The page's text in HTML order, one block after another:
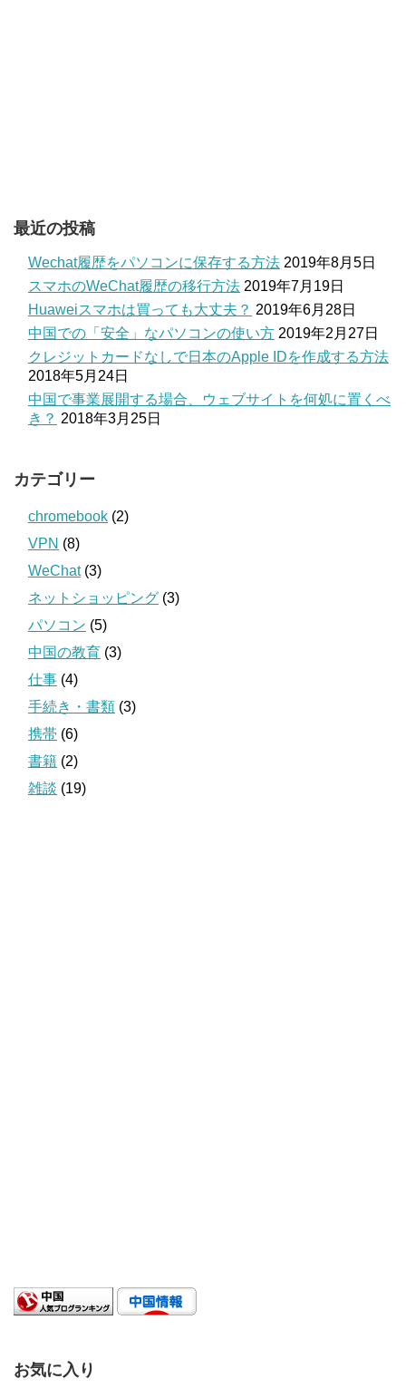
最近の投稿
Wechat履歴をパソコンに保存する方法 2019年8月5日
スマホのWeChat履歴の移行方法 2019年7月19日
Huaweiスマホは買っても大丈夫？ 2019年6月28日
中国での「安全」なパソコンの使い方 2019年2月27日
クレジットカードなしで日本のApple IDを作成する方法
2018年5月24日
中国で事業展開する場合、ウェブサイトを何処に置くべ
き？ 2018年3月25日
カテゴリー
chromebook (2)
VPN (8)
WeChat(3)
ネットショッピング (3)
パソコン (5)
中国の教育 (3)
仕事 (4)
手続き・書類 (3)
携帯 (6)
書籍 (2)
雑談 (19)
お気に入り